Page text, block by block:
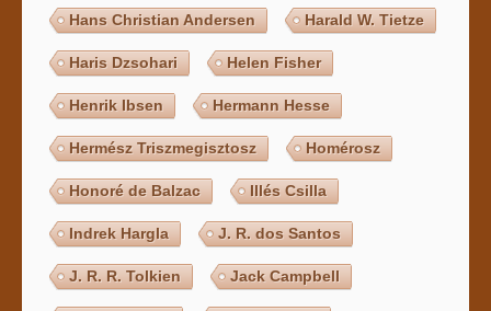
Hans Christian Andersen Harald W. Tietze
Haris Dzsohari Helen Fisher
Henrik Ibsen Hermann Hesse
Hermész Triszmegisztosz Homérosz
Honoré de Balzac Illés Csilla
Indrek Hargla J. R. dos Santos
J. R. R. Tolkien Jack Campbell